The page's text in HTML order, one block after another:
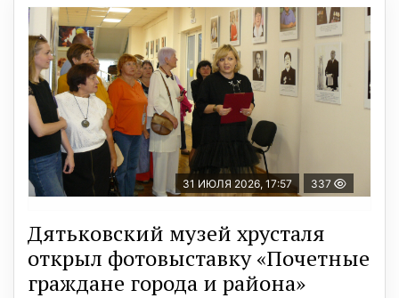
31 ИЮЛЯ 2026, 17:57 337
Дятьковский музей хрусталя
открыл фотовыставку «Почетные
граждане города и района»